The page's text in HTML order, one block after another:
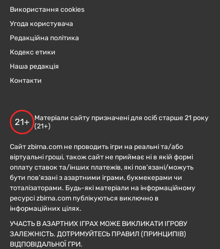
Використання cookies
Угода користувача
Редакційна політика
Кодекс етики
Наша редакція
Контакти
21+
Матеріали сайту призначені для осіб старше 21 року
(21+)
Сайт zbirna.com не проводить ігри на реальні та/або
віртуальні гроші, також сайт не приймає ні в якій формі
оплату ставок та/інших платежів, які пов’язані/можуть
бути пов’язані з азартними іграми, букмекерами чи
тоталізаторами. Будь-які матеріали на інформаційному
ресурсі zbirna.com публікуються виключно в
інформаційних цілях.
УЧАСТЬ В АЗАРТНИХ ІГРАХ МОЖЕ ВИКЛИКАТИ ІГРОВУ
ЗАЛЕЖНІСТЬ. ДОТРИМУЙТЕСЬ ПРАВИЛ (ПРИНЦИПІВ)
ВІДПОВІДАЛЬНОЇ ГРИ.